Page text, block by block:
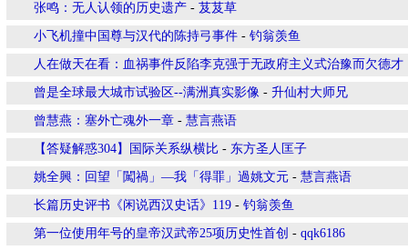
张鸣：无人认领的历史遗产 - 芨芨草
小飞机撞中国尊与汉代的陈持弓事件 - 钓翁羡鱼
人在做天在看：血祸事件反陷李克强于无政府主义式治豫而欠德
曾是全球最大城市试验区--满洲真实影像 - 升仙村大师兄
曾慧燕：塞外亡魂外一章 - 慧言燕语
【答疑解惑304】国际关系纵横比 - 东方圣人匡子
姚全興：回望「闖禍」—我「得罪」過姚文元 - 慧言燕语
长篇历史评书《闲说西汉史话》119 - 钓翁羡鱼
第一位使用年号的皇帝汉武帝25项历史性首创 - qqk6186